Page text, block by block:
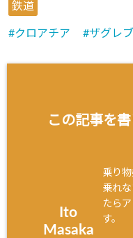
鉄道
クロアチア ザグレブ
この記事を
Ito
Masaka
乗り
乗れ
たら
す。